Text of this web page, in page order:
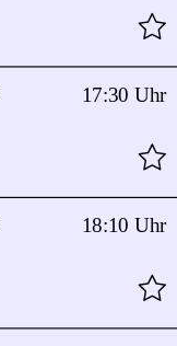
17:30 Uhr
18:10 Uhr